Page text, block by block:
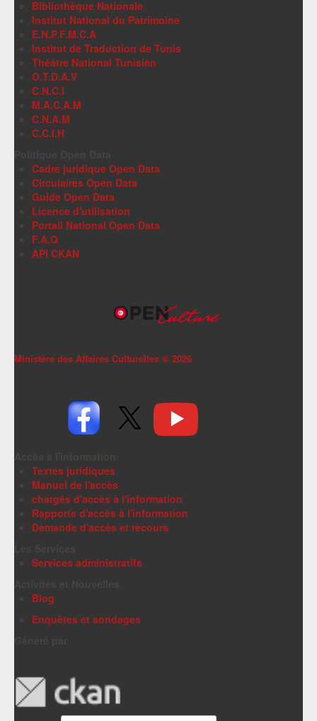
Bibliothèque Nationale
Institut National du Patrimoine
E.N.P.F.M.C.A
Institut de Traduction de Tunis
Théâtre National Tunisien
O.T.D.A.V
C.N.C.I
M.A.C.A.M
C.N.A.M
C.C.I.H
Cadre juridique Open Data
Circulaires Open Data
Guide Open Data
Licence d'utilisation
Portail National Open Data
F.A.Q
API CKAN
Ministère des Affaires Culturelles © 2026
Textes juridiques
Manuel de l'accès
chargés d'accès à l'information
Rapports d'accès à l'information
Demande d'accès et recours
Services administratifs
Blog
Enquêtes et sondages